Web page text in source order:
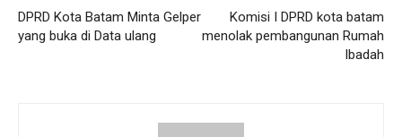
DPRD Kota Batam Minta Gelper
yang buka di Data ulang
Komisi I DPRD kota batam
menolak pembangunan Rumah
Ibadah